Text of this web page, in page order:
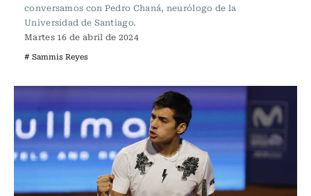
conversamos con Pedro Chaná, neurólogo de la
Universidad de Santiago.
Martes 16 de abril de 2024
# Sammis Reyes